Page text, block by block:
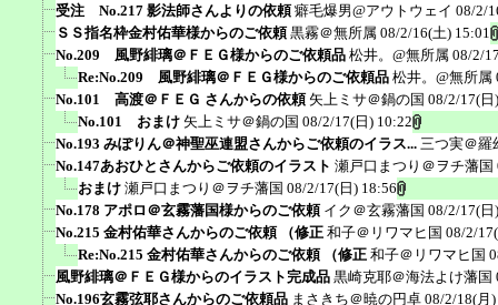
受注 No.217 影法師さんよりの依頼 癖毛爆男@アウトウェイ 08/2/
ＳＳ指名枠金村佑華様からのご依頼 黒霧＠無所属 08/2/16(土) 15:01
No.209 風野緋璃＠ＦＥＧ様からのご依頼品 松井。@無所属 08/2/
Re:No.209 風野緋璃＠ＦＥＧ様からのご依頼品 松井。@無所属
No.101 高渡＠ＦＥＧ さんからの依頼 矢上ミサ＠鍋の国 08/2/17(日
No.101 おまけ 矢上ミサ＠鍋の国 08/2/17(日) 10:22
No.193 みぽりん＠神聖巫連盟さんからご依頼のイラス... 三つ実＠羅
No.147あおひとさんからご依頼のイラスト 瀬戸口まつり＠ヲチ藩国
おまけ 瀬戸口まつり＠ヲチ藩国 08/2/17(日) 18:56
No.178 アポロ＠玄霧藩国様からのご依頼 イク＠玄霧藩国 08/2/17(日
No.215 金村佑華さんからのご依頼 （修正 和子＠リワマヒ国 08/2/
Re:No.215 金村佑華さんからのご依頼 （修正 和子＠リワマヒ国
風野緋璃＠ＦＥＧ様からのイラスト完成品 黒崎克耶＠海法よけ藩国
No.196玄霧弦耶さんからのご依頼品 まさきち＠暁の円卓 08/2/18(月